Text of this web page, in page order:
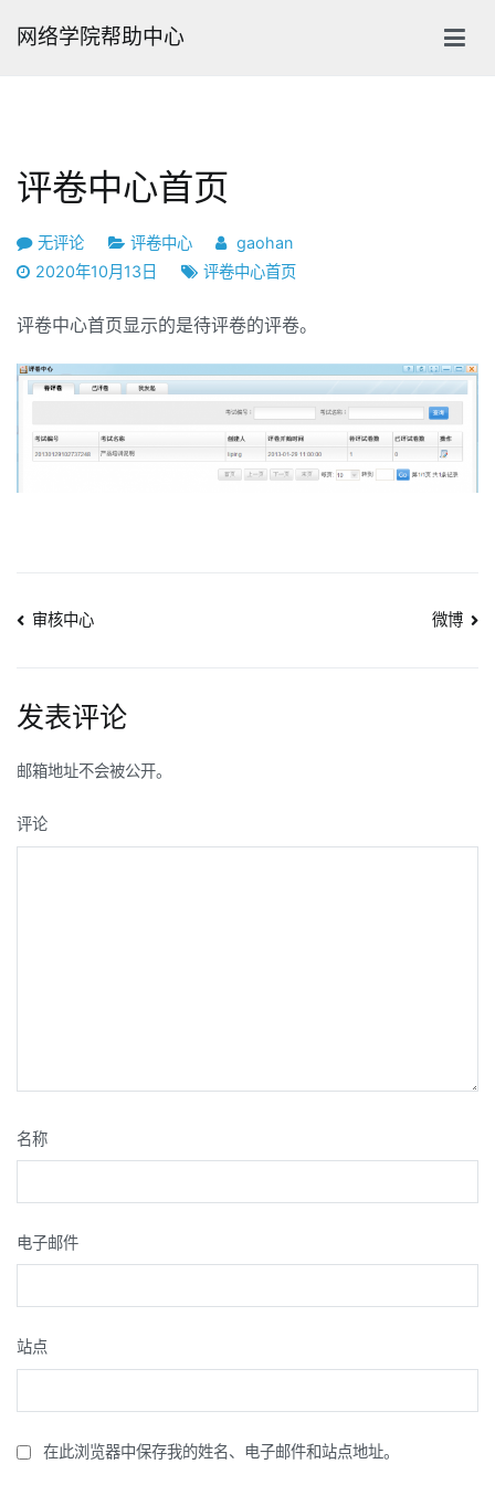
网络学院帮助中心
评卷中心首页
评
卷
心
页
无评论 评卷中心
gaohan
2020年10月13日
评卷中心首页
评卷中心首页显示的是待评卷的评卷。
文
导
航
审核中心 微博
发表评论
邮箱地址不会被公开。
评论
名称
电子邮件
站点
在此浏览器中保存我的姓名、电子邮件和站点地址。